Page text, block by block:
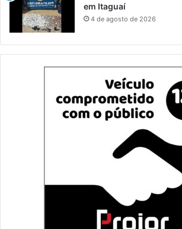
em Itaguaí
4 de agosto de 2026